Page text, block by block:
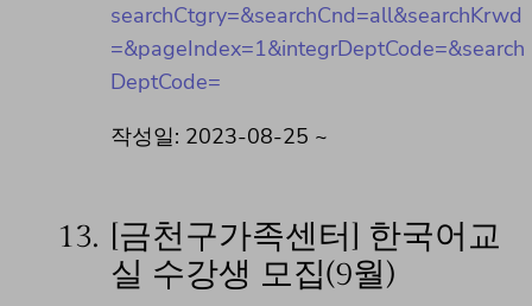
searchCtgry=&searchCnd=all&searchKrwd
=&pageIndex=1&integrDeptCode=&search
DeptCode=
작성일: 2023-08-25 ~
13.
[금천구가족센터] 한국어교
실 수강생 모집(9월)